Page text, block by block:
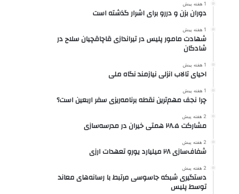
1 هفته پیش
دوران بزن و دررو برای اشرار گذشته است
1 هفته پیش
شهادت مامور پلیس در تیراندازی قاچاقچیان سلاح در
شادگان
1 هفته پیش
احیای تالاب انزلی نیازمند نگاه ملی
1 هفته پیش
چرا نجف مهم‌ترین نقطه برنامه‌ریزی سفر اربعین است؟
2 هفته پیش
مشارکت ۲۸.۵ همتی خیران در مدرسه‌سازی
2 هفته پیش
شفاف‌سازی ۲۸ میلیارد یورو تعهدات ارزی
2 هفته پیش
دستگیری شبکه جاسوسی مرتبط با رسانه‌های معاند
توسط پلیس